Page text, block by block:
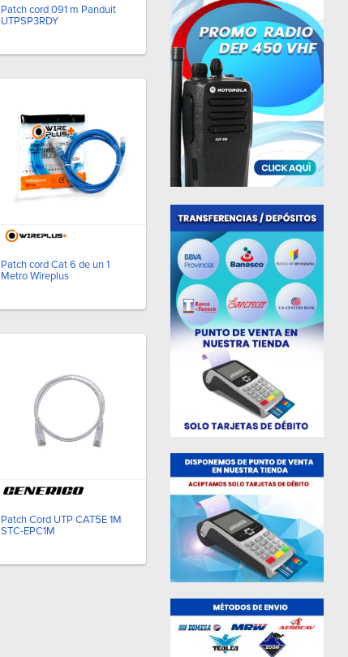
Patch cord 091 m Panduit
UTPSP3RDY
Patch cord Cat 6 de un 1
Metro Wireplus
Patch Cord UTP CAT5E 1M
STC-EPC1M